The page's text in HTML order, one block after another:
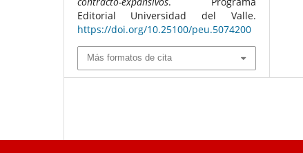
Editorial Universidad del Valle.
https://doi.org/10.25100/peu.5074200
Más formatos de cita